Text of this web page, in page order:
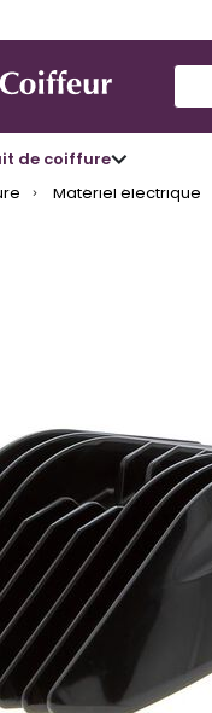
de coiffure
Matériel électrique